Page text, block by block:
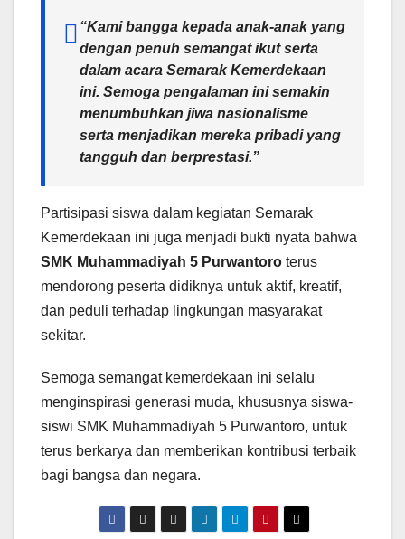
“Kami bangga kepada anak-anak yang
dengan penuh semangat ikut serta
dalam acara Semarak Kemerdekaan
ini. Semoga pengalaman ini semakin
menumbuhkan jiwa nasionalisme
serta menjadikan mereka pribadi yang
tangguh dan berprestasi.”
Partisipasi siswa dalam kegiatan Semarak
Kemerdekaan ini juga menjadi bukti nyata bahwa
SMK Muhammadiyah 5 Purwantoro terus
mendorong peserta didiknya untuk aktif, kreatif,
dan peduli terhadap lingkungan masyarakat
sekitar.
Semoga semangat kemerdekaan ini selalu
menginspirasi generasi muda, khususnya siswa-
siswi SMK Muhammadiyah 5 Purwantoro, untuk
terus berkarya dan memberikan kontribusi terbaik
bagi bangsa dan negara.